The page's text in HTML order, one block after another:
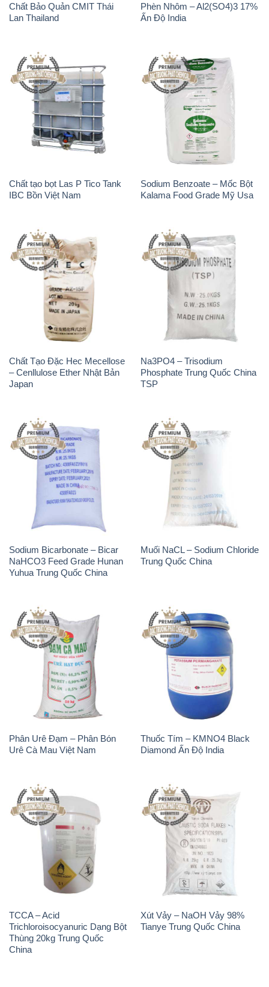
Chất Bảo Quản CMIT Thái
Lan Thailand
Phèn Nhôm – Al2(SO4)3 17%
Ấn Độ India
Chất tạo bọt Las P Tico Tank
IBC Bồn Việt Nam
Sodium Benzoate – Mốc Bột
Kalama Food Grade Mỹ Usa
Chất Tạo Đặc Hec Mecellose
– Cenllulose Ether Nhật Bản
Japan
Na3PO4 – Trisodium
Phosphate Trung Quốc China
TSP
Sodium Bicarbonate – Bicar
NaHCO3 Feed Grade Hunan
Yuhua Trung Quốc China
Muối NaCL – Sodium Chloride
Trung Quốc China
Phân Urê Đạm – Phân Bón
Urê Cà Mau Việt Nam
Thuốc Tím – KMNO4 Black
Diamond Ấn Độ India
TCCA – Acid
Trichloroisocyanuric Dạng Bột
Thùng 20kg Trung Quốc
China
Xút Vảy – NaOH Vảy 98%
Tianye Trung Quốc China